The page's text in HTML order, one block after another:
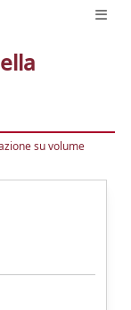
su volume